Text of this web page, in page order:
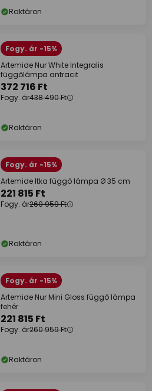
Raktáron
Fogy. ár -15%
Artemide Nur White Integralis
függőlámpa antracit
372 716 Ft
Fogy. ár438 490 Ft
Raktáron
Fogy. ár -15%
Artemide Itka függő lámpa Ø 35 cm
221 815 Ft
Fogy. ár260 959 Ft
Raktáron
Fogy. ár -15%
Artemide Nur Mini Gloss függő lámpa
fehér
221 815 Ft
Fogy. ár260 959 Ft
Raktáron